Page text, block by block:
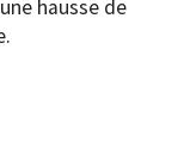
hausse de